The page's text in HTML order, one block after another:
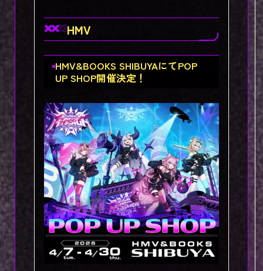
HMV
HMV&BOOKS SHIBUYAにてPOP
UP SHOP開催決定！